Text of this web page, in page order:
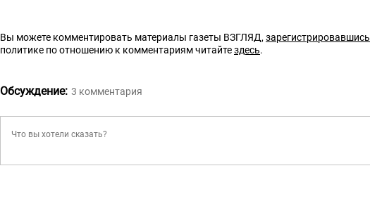
Вы можете комментировать материалы газеты ВЗГЛЯД, зарегистрировавшись
политике по отношению к комментариям читайтездесь.
Обсуждение: 3 комментария